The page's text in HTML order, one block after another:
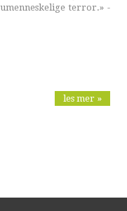
terror.» -
les mer »